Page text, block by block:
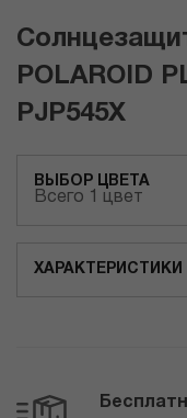
POLAROID
PJP545X
ВЫБОР ЦВЕТА
Всего 1 цвет
ХАРАКТЕРИСТИКИ